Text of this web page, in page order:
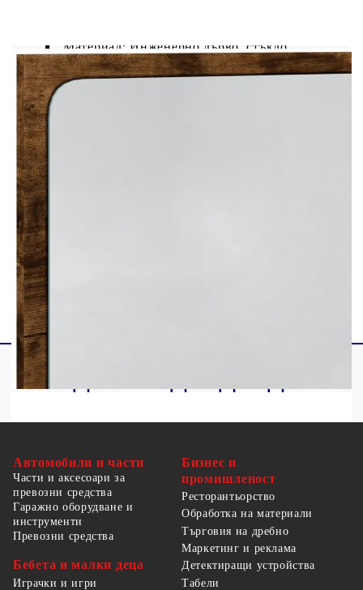
Материал: Инженерно дърво, стъкло
Общи размери: 60 x 8,5 x 38 cм (Ш x Д x В)
Не използвайте този артикул, ако някой от
компонентите е счупен, скъсан или липсва.
Този продукт се захранва с DC 5V, но
сертифицираният 5V USB източник на
захранване не е включен в комплекта. По-
високото напрежение може да доведе до
прегряване на устройството и да доведе до
повреда на устройството и потенциален риск от
прегряване и пожар.
Автомобили и части
Части и аксесоари за
превозни средства
Гаражно оборудване и
инструменти
Превозни средства
Бебета и малки деца
Играчки и игри
Бизнес и
промишленост
Ресторантьорство
Обработка на материали
Търговия на дребно
Маркетинг и реклама
Детектиращи устройства
Табели